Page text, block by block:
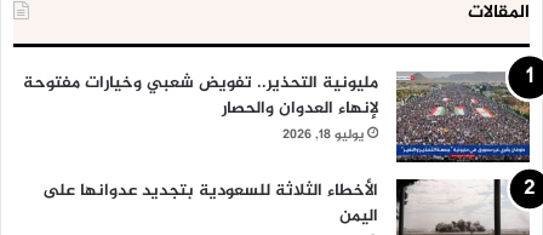
المقالات
مليونية التحذير.. تفويض شعبي وخيارات مفتوحة
لإنهاء العدوان والحصار
يوليو 18, 2026
الأخطاء الثلاثة للسعودية بتجديد عدوانها على
اليمن